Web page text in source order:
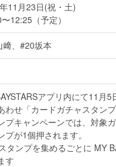
11月23日(祝・土)
12:25（予定）
﨑、#20坂本
アプリ内にて11月
わせ「カードガチャスタン
プキャンペーンでは、対象
プが1個押されます。
タンプを集めるごとに MY
す